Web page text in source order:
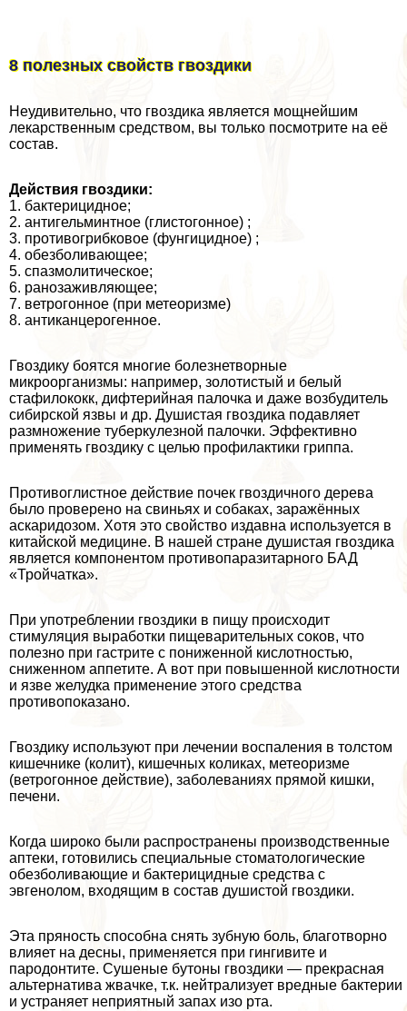
8 полезных свойств гвоздики
Неудивительно, что гвоздика является мощнейшим
лекарственным средством, вы только посмотрите на её
состав.
Действия гвоздики:
1. бактерицидное;
2. антигельминтное (глистогонное) ;
3. противогрибковое (фунгицидное) ;
4. обезболивающее;
5. спазмолитическое;
6. ранозаживляющее;
7. ветрогонное (при метеоризме)
8. антиканцерогенное.
Гвоздику боятся многие болезнетворные
микроорганизмы: например, золотистый и белый
стафилококк, дифтерийная палочка и даже возбудитель
сибирской язвы и др. Душистая гвоздика подавляет
размножение туберкулезной палочки. Эффективно
применять гвоздику с целью профилактики гриппа.
Противоглистное действие почек гвоздичного дерева
было проверено на свиньях и собаках, заражённых
аскаридозом. Хотя это свойство издавна используется в
китайской медицине. В нашей стране душистая гвоздика
является компонентом противопаразитарного БАД
«Тройчатка».
При употрeблении гвоздики в пищу происходит
стимуляция выработки пищеварительных соков, что
полезно при гастрите с пониженной кислотностью,
сниженном аппетите. А вот при повышенной кислотности
и язве желудка применение этого средства
противопоказано.
Гвоздику используют при лечении воспаления в толстом
кишечнике (колит), кишечных коликах, метеоризме
(ветрогонное действие), заболеваниях прямой кишки,
печени.
Когда широко были распространены производственные
аптеки, готовились специальные стоматологические
обезболивающие и бактерицидные средства с
эвгенолом, входящим в состав душистой гвоздики.
Эта пряность способна снять зубную боль, благотворно
влияет на десны, применяется при гингивите и
пародонтите. Сушеные бутоны гвоздики — прекрасная
альтернатива жвачке, т.к. нейтрализует вредные бактерии
и устраняет неприятный запах изо рта.